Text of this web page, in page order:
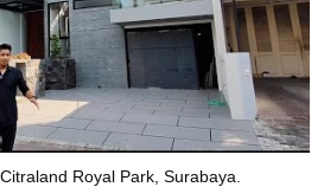
Royal Park, Surabaya.